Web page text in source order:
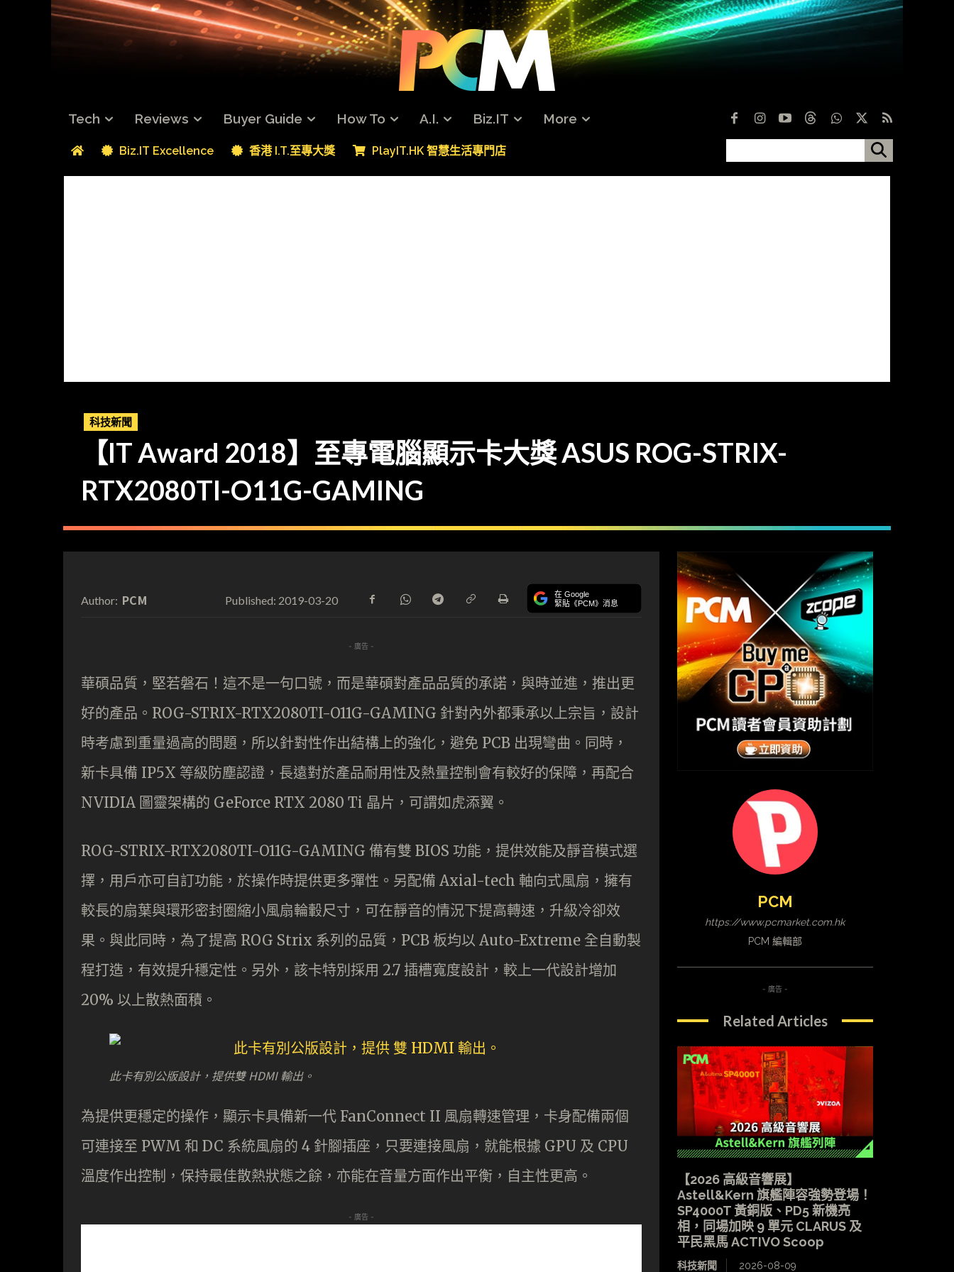
Tech Reviews Buyer Guide How To A.I. Biz.IT More
Biz.IT Excellence 香港 I.T.至專大獎 PlayIT.HK 智慧生活專門店
科技新聞
【IT Award 2018】至專電腦顯示卡大獎 ASUS ROG-STRIX-
RTX2080TI-O11G-GAMING
Author: PCM Published: 2019-03-20 在 Google
緊貼《PCM》消息
- 廣告 -
華碩品質，堅若磐石！這不是一句口號，而是華碩對產品品質的承諾，與時並進，推出更
好的產品。ROG-STRIX-RTX2080TI-O11G-GAMING 針對內外都秉承以上宗旨，設計
時考慮到重量過高的問題，所以針對性作出結構上的強化，避免 PCB 出現彎曲。同時，
新卡具備 IP5X 等級防塵認證，長遠對於產品耐用性及熱量控制會有較好的保障，再配合
NVIDIA 圖靈架構的 GeForce RTX 2080 Ti 晶片，可謂如虎添翼。
ROG-STRIX-RTX2080TI-O11G-GAMING 備有雙 BIOS 功能，提供效能及靜音模式選
擇，用戶亦可自訂功能，於操作時提供更多彈性。另配備 Axial-tech 軸向式風扇，擁有
較長的扇葉與環形密封圈縮小風扇輪轂尺寸，可在靜音的情況下提高轉速，升級冷卻效
果。與此同時，為了提高 ROG Strix 系列的品質，PCB 板均以 Auto-Extreme 全自動製
程打造，有效提升穩定性。另外，該卡特別採用 2.7 插槽寬度設計，較上一代設計增加
20% 以上散熱面積。
此卡有別公版設計，提供雙 HDMI 輸出。
為提供更穩定的操作，顯示卡具備新一代 FanConnect II 風扇轉速管理，卡身配備兩個
可連接至 PWM 和 DC 系統風扇的 4 針腳插座，只要連接風扇，就能根據 GPU 及 CPU
溫度作出控制，保持最佳散熱狀態之餘，亦能在音量方面作出平衡，自主性更高。
- 廣告 -
PCM
https://www.pcmarket.com.hk
PCM 編輯部
- 廣告 -
Related Articles
【2026 高級音響展】
Astell&Kern 旗艦陣容強勢登場！
SP4000T 黃銅版、PD5 新機亮
相，同場加映 9 單元 CLARUS 及
平民黑馬 ACTIVO Scoop
科技新聞 2026-08-09